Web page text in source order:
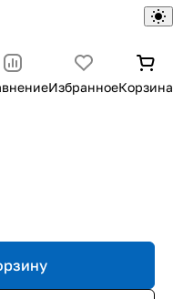
ИзбранноеКорзина